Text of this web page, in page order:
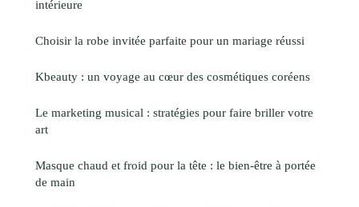
intérieure
Choisir la robe invitée parfaite pour un mariage réussi
Kbeauty : un voyage au cœur des cosmétiques coréens
Le marketing musical : stratégies pour faire briller votre
art
Masque chaud et froid pour la tête : le bien-être à portée
de main